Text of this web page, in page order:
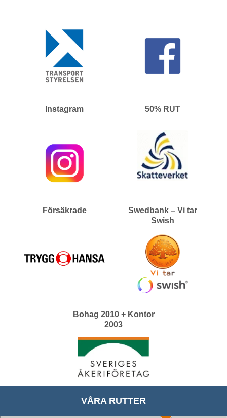
Instagram 50% RUT
Försäkrade
Swedbank – Vi tar
Swish
Bohag 2010 + Kontor
2003
VÅRA RUTTER